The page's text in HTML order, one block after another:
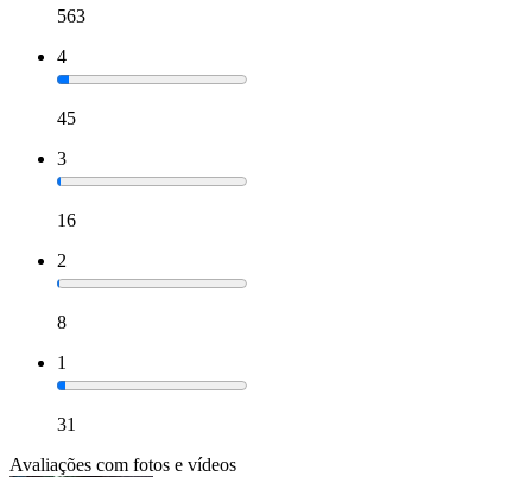
563
4
45
3
16
2
8
1
31
Avaliações com fotos e vídeos